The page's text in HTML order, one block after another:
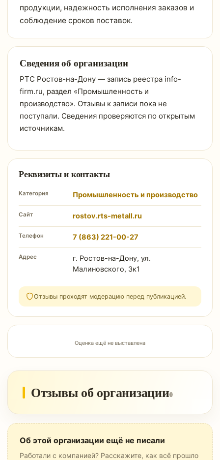
продукции, надежность исполнения заказов и
соблюдение сроков поставок.
Сведения об организации
РТС Ростов-на-Дону — запись реестра info-
firm.ru, раздел «Промышленность и
производство». Отзывы к записи пока не
поступали. Сведения проверяются по открытым
источникам.
Реквизиты и контакты
Категория Промышленность и производство
Сайт rostov.rts-metall.ru
Телефон 7 (863) 221-00-27
Адрес
г. Ростов-на-Дону, ул.
Малиновского, 3к1
Отзывы проходят модерацию перед публикацией.
Оценка ещё не выставлена
Отзывы об организации0
Об этой организации ещё не писали
Работали с компанией? Расскажите, как всё прошло